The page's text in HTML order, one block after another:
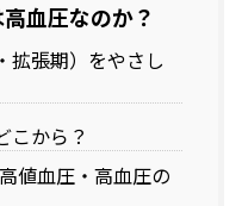
血圧なのか？
拡張期）をやさし
こから？
値血圧・高血圧の